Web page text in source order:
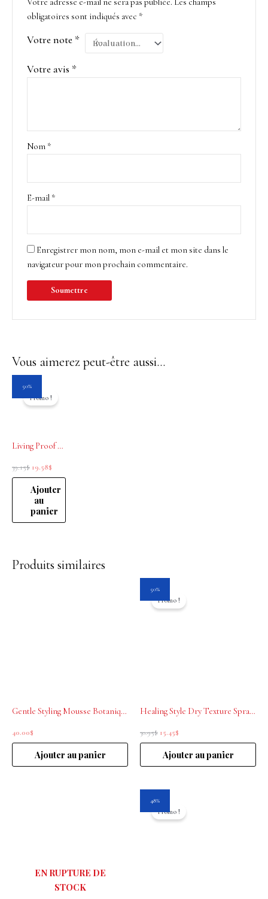
Votre adresse e-mail ne sera pas publiée. Les champs
obligatoires sont indiqués avec *
Votre note *
Votre avis *
Nom *
E-mail *
Enregistrer mon nom, mon e-mail et mon site dans le
navigateur pour mon prochain commentaire.
Vous aimerez peut-être aussi…
50%
Promo !
Living Proof Restore Conditioner 236 ml
39.15$
initial
19.58$
actuel
Ajouter
au
panier
Produits similaires
Gentle Styling Mousse Botanique La Biosthetique 200 ml
40.00$
Ajouter au panier
50%
Promo !
Healing Style Dry Texture Spray L’Anza 300ml
30.95$
initial
15.45$
prix
actuel
Ajouter au panier
EN RUPTURE DE
STOCK
48%
Promo !
initialactuel